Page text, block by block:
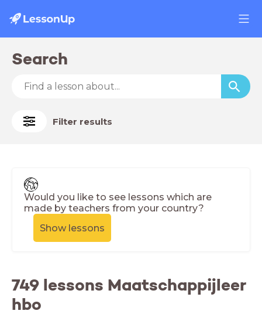
Search
Filter results
Would you like to see lessons which are
made by teachers from your country?
Show lessons
749 lessons Maatschappijleer
hbo